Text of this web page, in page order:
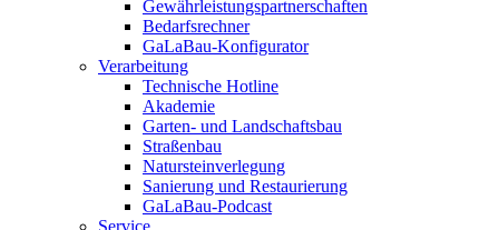
Gewährleistungspartnerschaften
Bedarfsrechner
GaLaBau-Konfigurator
Verarbeitung
Technische Hotline
Akademie
Garten- und Landschaftsbau
Straßenbau
Natursteinverlegung
Sanierung und Restaurierung
GaLaBau-Podcast
Service